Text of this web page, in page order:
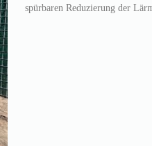
spürbaren Reduzierung der